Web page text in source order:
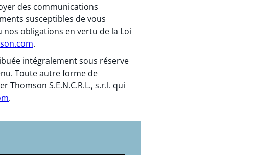
des communications
susceptibles de vous
obligations en vertu de la Loi
.
intégralement sous réserve
Toute autre forme de
S.E.N.C.R.L., s.r.l. qui
.